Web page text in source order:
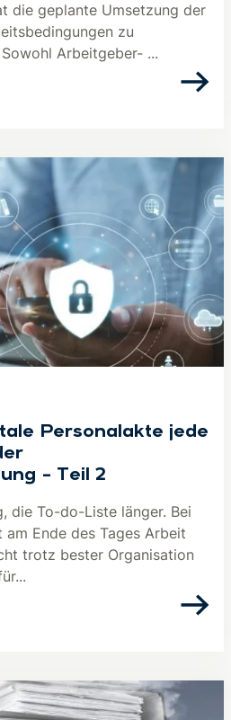
die geplante Umsetzung der
zu
Arbeitgeber- ...
Personalakte jede
– Teil 2
die To-do-Liste länger. Bei
Ende des Tages Arbeit
trotz bester Organisation